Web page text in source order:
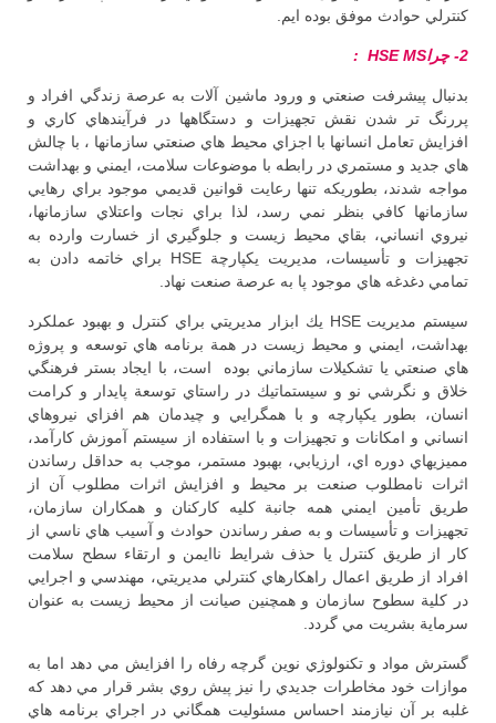
كنترلي حوادث موفق بوده ايم.
2- چراHSE MS
:
بدنبال پيشرفت صنعتي و ورود ماشين آلات به عرصة زندگي افراد و
پررنگ تر شدن نقش تجهيزات و دستگاهها در فرآيندهاي كاري و
افزايش تعامل انسانها با اجزاي محيط هاي صنعتي سازمانها ، با چالش
هاي جديد و مستمري در رابطه با موضوعات سلامت، ايمني و بهداشت
مواجه شدند، بطوريكه تنها رعايت قوانين قديمي موجود براي رهايي
سازمانها كافي بنظر نمي رسد، لذا براي نجات واعتلاي سازمانها،
نيروي انساني، بقاي محيط زيست و جلوگيري از خسارت وارده به
تجهيزات و تأسيسات، مديريت يكپارچة HSE براي خاتمه دادن به
تمامي دغدغه هاي موجود پا به عرصة صنعت نهاد.
سيستم مديريت HSE يك ابزار مديريتي براي كنترل و بهبود عملكرد
بهداشت، ايمني و محيط زيست در همة برنامه هاي توسعه و پروژه
هاي صنعتي يا تشكيلات سازماني بوده است، با ايجاد بستر فرهنگي
خلاق و نگرشي نو و سيستماتيك در راستاي توسعة پايدار و كرامت
انسان، بطور يكپارچه و با همگرايي و چيدمان هم افزاي نيروهاي
انساني و امكانات و تجهيزات و با استفاده از سيستم آموزش كارآمد،
مميزيهاي دوره اي، ارزيابي، بهبود مستمر، موجب به حداقل رساندن
اثرات نامطلوب صنعت بر محيط و افزايش اثرات مطلوب آن از
طريق تأمين ايمني همه جانبة كليه كاركنان و همكاران سازمان،
تجهيزات و تأسيسات و به صفر رساندن حوادث و آسيب هاي ناسي از
كار از طريق كنترل يا حذف شرايط ناايمن و ارتقاء سطح سلامت
افراد از طريق اعمال راهكارهاي كنترلي مديريتي، مهندسي و اجرايي
در كلية سطوح سازمان و همچنين صيانت از محيط زيست به عنوان
سرماية بشريت مي گردد.
گسترش مواد و تكنولوژي نوين گرچه رفاه را افزايش مي دهد اما به
موازات خود مخاطرات جديدي را نيز پيش روي بشر قرار مي دهد كه
غلبه بر آن نيازمند احساس مسئوليت همگاني در اجراي برنامه هاي